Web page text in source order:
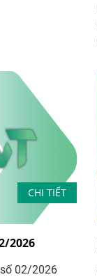
CHI TIẾT
2026
02/2026